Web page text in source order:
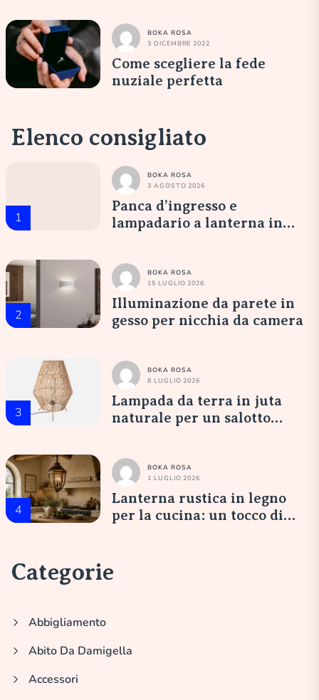
BOKA ROSA
3 DICEMBRE 2022
Come scegliere la fede
nuziale perfetta
Elenco consigliato
1
BOKA ROSA
3 AGOSTO 2026
Panca d’ingresso e
lampadario a lanterna in
2
BOKA ROSA
15 LUGLIO 2026
Illuminazione da parete in
gesso per nicchia da camera
3
BOKA ROSA
8 LUGLIO 2026
Lampada da terra in juta
naturale per un salotto
4
BOKA ROSA
1 LUGLIO 2026
Lanterna rustica in legno
per la cucina: un tocco di
Categorie
Abbigliamento
Abito Da Damigella
Accessori